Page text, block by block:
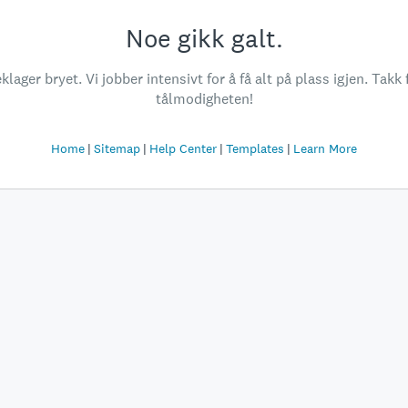
Noe gikk galt.
bryet. Vi jobber intensivt for å få alt på plass igjen. Takk
tålmodigheten!
Home Sitemap Help Center Templates Learn More